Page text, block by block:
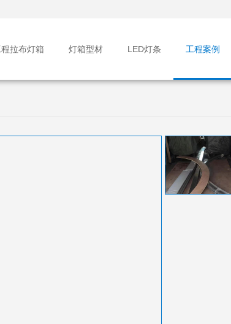
程拉布灯箱 灯箱型材 LED灯条 工程案例